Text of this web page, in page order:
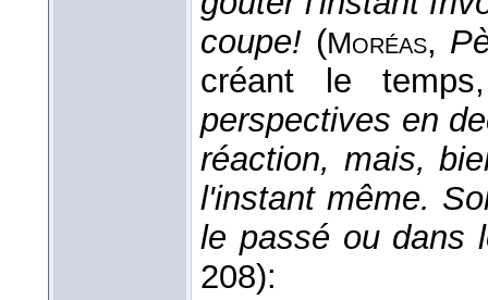
coupe! (Moréas,
créant le
perspectives en
réaction, mais,
l'instant même.
le passé ou dans
208):